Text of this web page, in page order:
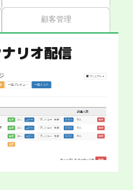
顧客管理
リオ配信